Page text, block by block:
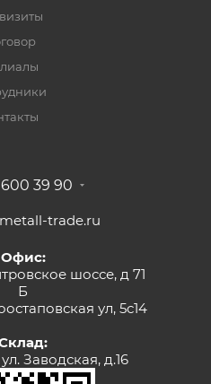
39 90
trade.ru
Офис:
шоссе, д 71
Б
ул, 5с14
Заводская, д.16